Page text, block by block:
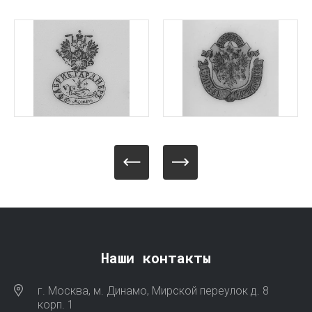
Наши контакты
г. Москва, м. Динамо, Мирской переулок д. 8
корп. 1